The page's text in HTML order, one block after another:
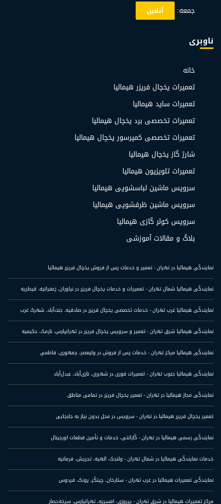
جمعه:
آنلاین
ناوبری
خانه
تعمیرات یخچال فریزر هیمالیا
تعمیرات ساید هیمالیا
تعمیرات تخصصی برد یخچال هیمالیا
تعمیرات تخصصی کمپرسور یخچال هیمالیا
شارژ گاز یخچال هیمالیا
تعمیرات تلویزیون هیمالیا
سرویس ماشین لباسشویی هیمالیا
سرویس ماشین ظرفشویی هیمالیا
سرویس کولر گازی هیمالیا
بلاگ و مقالات آموزشی
نمایندگی هیمالیا در تهران - تعمیر و خدمات پس از فروش یخچال فریزر هیمالیا
نمایندگی هیمالیا شمال تهران - تعمیرات و خدمات یخچال فریزر در نیاوران، زعفرانیه، قیطریه
نمایندگی هیمالیا غرب تهران - خدمات تخصصی یخچال فریزر در صادقیه، جنت‌آباد، شهرک غرب
نمایندگی هیمالیا شرق تهران - تعمیر و سرویس یخچال فریزر در تهرانپارس، نارمک، حکیمیه
نمایندگی هیمالیا مرکز تهران - خدمات پس از فروش در ولیعصر، جمهوری، فاطمی
نمایندگی هیمالیا جنوب تهران - تعمیرات فوری در شهرری، نازی‌آباد، عبدل‌آباد
نمایندگی مجاز هیمالیا در تهران - تعمیر یخچال فریزر در تمامی مناطق
تعمیر یخچال فریزر هیمالیا در تهران - سرویس در محل بدون نیاز به جابجایی
نمایندگی رسمی هیمالیا در تهران - گارانتی، خدمات و تأمین قطعات اورجینال
خدمات نمایندگی هیمالیا در شمال تهران - ولنجک، الهیه، تجریش، فرمانیه
نمایندگی تعمیرات هیمالیا در غرب تهران - ستارخان، چیتگر، پونک، فردوس
مرکز تعمیرات هیمالیا در شرق تهران - پیروزی، افسریه، تهرانپارس، سرخه‌حصار